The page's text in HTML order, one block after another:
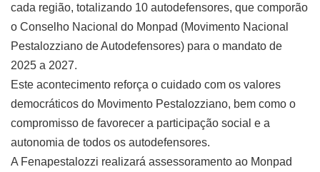
cada região, totalizando 10 autodefensores, que comporão
o Conselho Nacional do Monpad (Movimento Nacional
Pestalozziano de Autodefensores) para o mandato de
2025 a 2027.
Este acontecimento reforça o cuidado com os valores
democráticos do Movimento Pestalozziano, bem como o
compromisso de favorecer a participação social e a
autonomia de todos os autodefensores.
A Fenapestalozzi realizará assessoramento ao Monpad